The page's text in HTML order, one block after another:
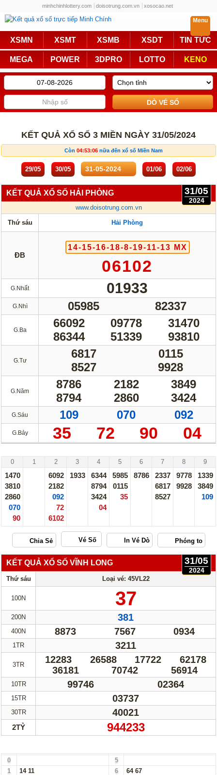
minhchinhlottery.com doisotrung.com.vn xosocao.net
XSMN XSMT XSMB XSDT TIN TỨC
MEGA POWER 3DPRO LOTTO KENO
Menu
Trực Tiếp
Miền Nam Miền Trung
Miền Bắc Mega 6/45
Power 6/55 Max3D Pro
Max 3D Keno
Miền Nam Miền Trung
Miền Bắc KQXS Các Tỉnh
Mega 6/45
Max3D Pro
Keno
Bingo 18
6x36
Sớ Đầu Đuôi
Miền Trung
Lô Gan
Giải Đặc Biệt Kiểm Tra Gan Cực Đại
Tần Suất Tần Suất Chi Tiết
Lotto 5/35 Mega 6/45
Power 6/55
In Vé Dò
Miền Nam
Miền Bắc Lotto 5/35
Mega 6/45 Power 6/55
Max3D Pro Max 3D
Dò kết quả
Truyền thống Mega 6/45
Lotto 5/35 Power 6/65
Max 3D Max3D Pro
Keno
Thống kê XSMN Thống kê XSMT
Thống kê XSMB Tin tức tổng hợp
KẾT QUẢ XỔ SỐ 3 MIỀN NGÀY 31/05/2024
Còn 04:53:05nữa đến xổ số Miền Nam
29/05 30/05 01/06 02/06
31/05
2024
KẾT QUẢ XỔ SỐ HẢI PHÒNG
www.doisotrung.com.vn
Thứ sáu Hải Phòng
ĐB
14-15-16-18-8-19-11-13 MX
06102
G.Nhất 01933
G.Nhì 05985 82337
G.Ba
66092 09778
31470
86344
51339 93810
G.Tư
6817
0115
8527
9928
G.Năm
8786 2182
3849
8794
2860 3424
G.Sáu 109 070 092
G.Bảy 35 72 90 04
0 1 2 3 4 5 6 7 8 9
1470
3810
2860
070
90
6092
2182
092
72
6102
1933
6344
8794
3424
04
5985
0115
35
8786
2337
6817
8527
9778
9928
1339
3849
109
Vé Số
KẾT QUẢ XỔ SỐ VĨNH LONG 31/05
2024
Thứ sáu Loại vé: 45VL22
100N 37
200N 381
400N 8873 7567 0934
1TR 3211
3TR 12283 26588 17722
62178
36181
70742 56914
10TR 99746 02364
15TR 03737
30TR 40021
2TỶ 944233
0
5
1
14 11 6 64 67